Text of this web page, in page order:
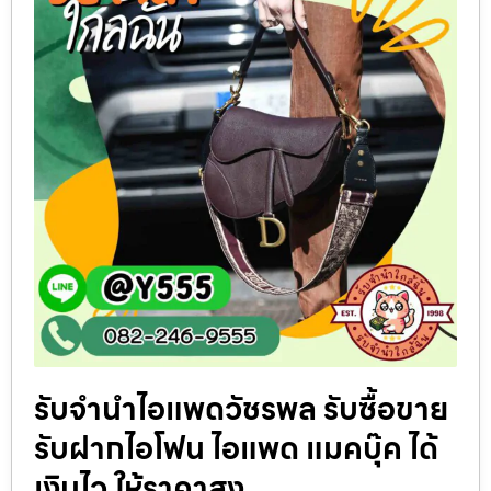
รับจำนำไอแพดวัชรพล รับซื้อขาย
รับฝากไอโฟน ไอแพด แมคบุ๊ค ได้